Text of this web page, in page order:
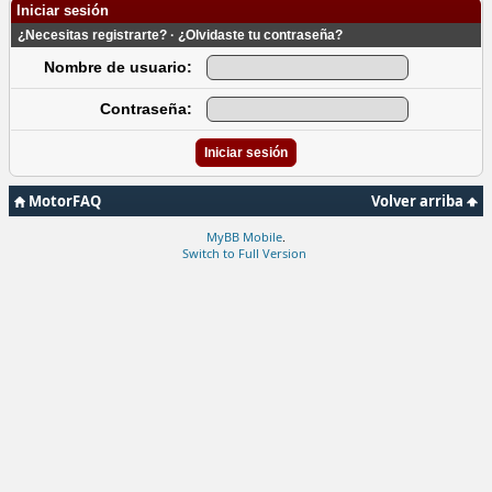
Iniciar sesión
¿Necesitas registrarte? · ¿Olvidaste tu contraseña?
Nombre de usuario:
Contraseña:
Volver arriba
MotorFAQ
MyBB Mobile
Switch to Full Version